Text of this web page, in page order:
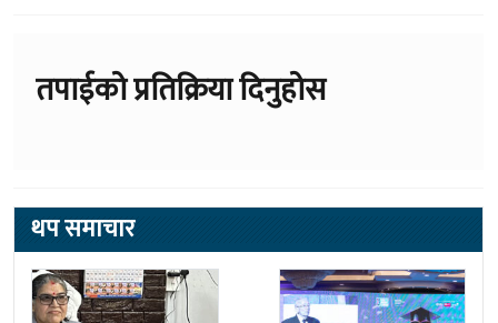
तपाईको प्रतिक्रिया दिनुहोस
थप समाचार